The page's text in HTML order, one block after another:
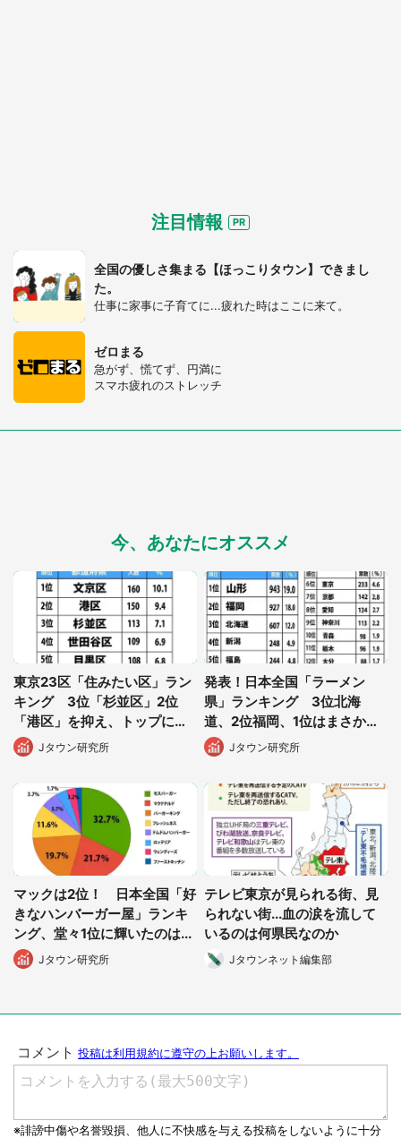
選択する
注目情報
全国の優しさ集まる【ほっこりタウン】できまし
た。
仕事に家事に子育てに...疲れた時はここに来て。
ゼロまる
急がず、慌てず、円満に
スマホ疲れのストレッチ
今、あなたにオススメ
東京23区「住みたい区」ラン
キング 3位「杉並区」2位
「港区」を抑え、トップに輝
いたのは...
Jタウン研究所
発表！日本全国「ラーメン
県」ランキング 3位北海
道、2位福岡、1位はまさか
の... Jタウン研究所
マックは2位！ 日本全国「好
きなハンバーガー屋」ランキ
ング、堂々1位に輝いたのは...
Jタウン研究所
テレビ東京が見られる街、見
られない街...血の涙を流して
いるのは何県民なのか
Jタウンネット編集部